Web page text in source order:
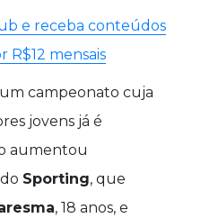
e receba conteúdos
R$12 mensais
campeonato cuja
jovens já é
aumentou
Sporting, que
, 18 anos, e